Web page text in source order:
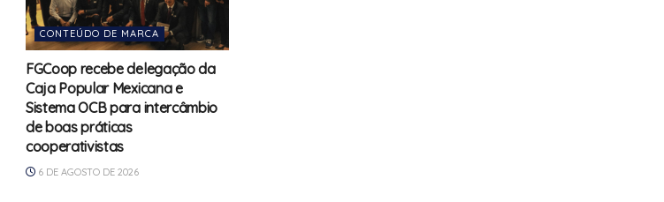
CONTEÚDO DE MARCA
FGCoop recebe delegação da
Caja Popular Mexicana e
Sistema OCB para intercâmbio
de boas práticas
cooperativistas
6 DE AGOSTO DE 2026